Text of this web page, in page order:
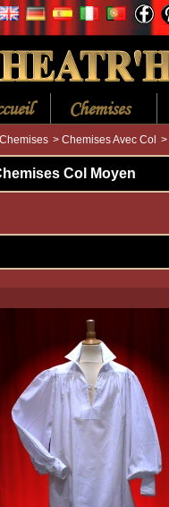
Chemises
Chemises > Chemises Avec Col >
Col Moyen